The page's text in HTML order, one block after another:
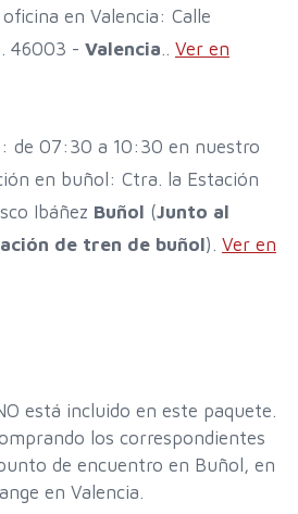
en Valencia: Calle
46003 - Valencia.. Ver en
: de 07:30 a 10:30 en nuestro
en buñol: Ctra. la Estación
Ibáñez Buñol (Junto al
de tren de buñol). Ver en
está incluido en este paquete.
los correspondientes
de encuentro en Buñol, en
en Valencia.